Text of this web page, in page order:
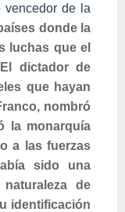
vencedor de la
donde la
luchas que el
dictador de
que hayan
nombró
la monarquía
a las fuerzas
sido una
de
identificación